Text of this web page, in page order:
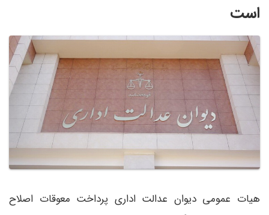
است
هیات عمومی دیوان عدالت اداری پرداخت معوقات اصلاح